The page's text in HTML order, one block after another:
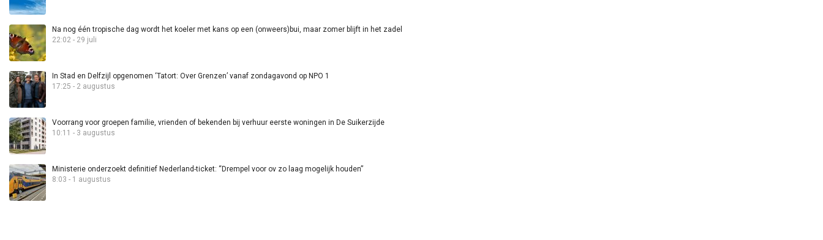
Na nog één tropische dag wordt het koeler met kans op een (onweers)bui, maar zomer blijft in het zadel
22:02 - 29 juli
In Stad en Delfzijl opgenomen ‘Tatort: Over Grenzen’ vanaf zondagavond op NPO 1
17:25 - 2 augustus
Voorrang voor groepen familie, vrienden of bekenden bij verhuur eerste woningen in De Suikerzijde
10:11 - 3 augustus
Ministerie onderzoekt definitief Nederland-ticket: “Drempel voor ov zo laag mogelijk houden”
8:03 - 1 augustus